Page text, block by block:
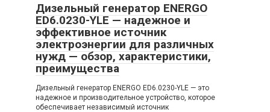
Дизельный генератор ENERGO
ED6.0230-YLE — надежное и
эффективное источник
электроэнергии для различных
нужд — обзор, характеристики,
преимущества
Дизельный генератор ENERGO ED6.0230-YLE — это
надежное и производительное устройство, которое
обеспечивает независимый источник